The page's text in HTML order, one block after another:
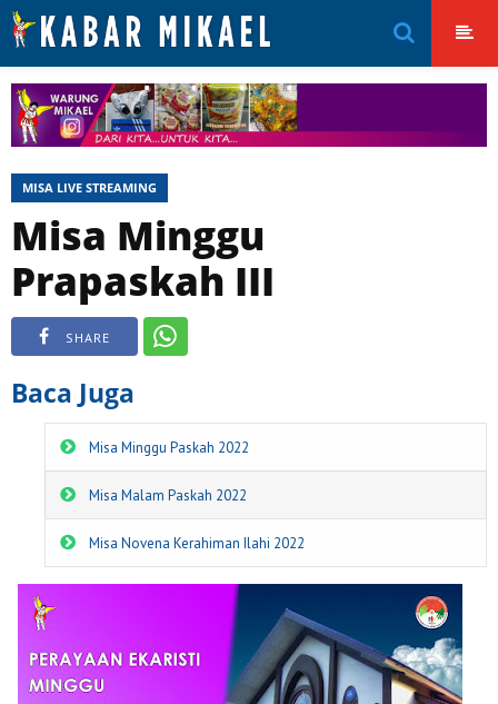
MISA LIVE STREAMING
Misa Minggu
Prapaskah III
SHARE
Baca Juga
Misa Minggu Paskah 2022
Misa Malam Paskah 2022
Misa Novena Kerahiman Ilahi 2022